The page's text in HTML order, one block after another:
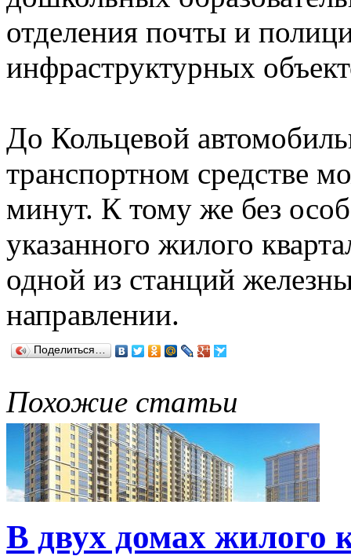
отделения почты и
инфраструктурных
До Кольцевой
транспортном средстве
минут. К тому же без
указанного жилого
одной из станций
направлении.
Поделиться…
Похожие статьи
В двух домах жилого